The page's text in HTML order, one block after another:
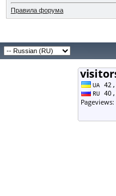
Правила форума